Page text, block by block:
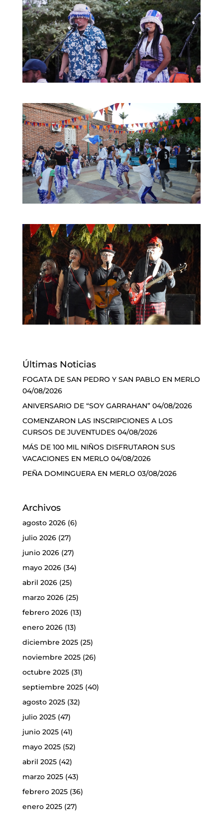
Últimas Noticias
FOGATA DE SAN PEDRO Y SAN PABLO EN MERLO
04/08/2026
ANIVERSARIO DE “SOY GARRAHAN” 04/08/2026
COMENZARON LAS INSCRIPCIONES A LOS
CURSOS DE JUVENTUDES 04/08/2026
MÁS DE 100 MIL NIÑOS DISFRUTARON SUS
VACACIONES EN MERLO 04/08/2026
PEÑA DOMINGUERA EN MERLO 03/08/2026
Archivos
agosto 2026(6)
julio 2026(27)
junio 2026(27)
mayo 2026(34)
abril 2026(25)
marzo 2026(25)
febrero 2026(13)
enero 2026(13)
diciembre 2025(25)
noviembre 2025(26)
octubre 2025(31)
septiembre 2025(40)
agosto 2025(32)
julio 2025(47)
junio 2025(41)
mayo 2025(52)
abril 2025(42)
marzo 2025(43)
febrero 2025(36)
enero 2025(27)